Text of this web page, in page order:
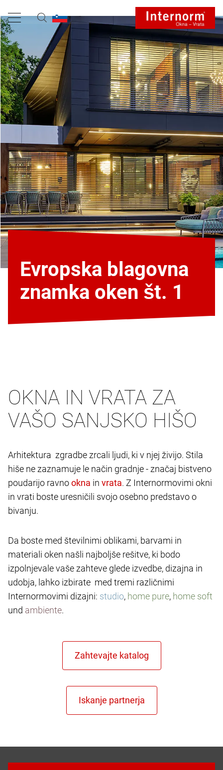
Evropska blagovna
znamka oken št. 1
OKNA IN VRATA ZA
VAŠO SANJSKO HIŠO
Arhitektura zgradbe zrcali ljudi, ki v njej živijo. Stila
hiše ne zaznamuje le način gradnje - značaj bistveno
poudarijo ravno
in
. Z Internormovimi okni
in vrati boste uresničili svojo osebno predstavo o
bivanju.
Da boste med številnimi oblikami, barvami in
materiali oken našli najboljše rešitve, ki bodo
izpolnjevale vaše zahteve glede izvedbe, dizajna in
udobja, lahko izbirate med tremi različnimi
Internormovimi dizajni: studio, home pure, home soft
und ambiente.